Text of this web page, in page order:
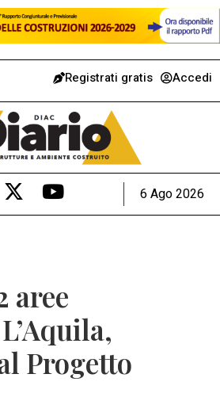
Registrati gratis Accedi
6 Ago 2026
aree
Progetto